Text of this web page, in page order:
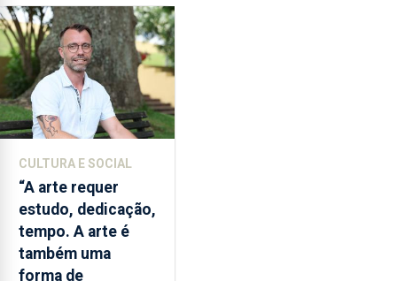
para
os
bombeiros
dos
Açores
com
responsabilidades
partilhadas
entre
o
Governo
Regional
e
CULTURA E SOCIAL
“A arte requer
estudo, dedicação,
tempo. A arte é
também uma
forma de